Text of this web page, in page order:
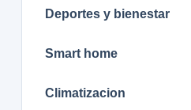
Deportes y bienestar
Smart home
Climatizacion